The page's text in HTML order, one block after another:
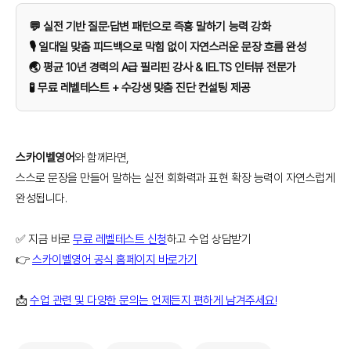
💬 실전 기반 질문·답변 패턴으로 즉흥 말하기 능력 강화
🎙️ 일대일 맞춤 피드백으로 막힘 없이 자연스러운 문장 흐름 완성
🌏 평균 10년 경력의 A급 필리핀 강사 & IELTS 인터뷰 전문가
🧪 무료 레벨테스트 + 수강생 맞춤 진단 컨설팅 제공
스카이벨영어와 함께라면,
스스로 문장을 만들어 말하는 실전 회화력과 표현 확장 능력이 자연스럽게
완성됩니다.
✅ 지금 바로무료 레벨테스트 신청하고 수업 상담받기
👉스카이벨영어 공식 홈페이지 바로가기
📩수업 관련 및 다양한 문의는 언제든지 편하게 남겨주세요!